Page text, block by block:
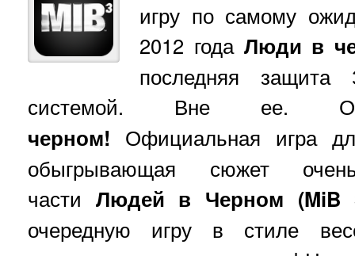
игру по самому
2012 года Люди в
последняя
системой. Вне
черном! Официальная игра
обыгрывающая сюжет
части Людей в Черном (MiB
очередную игру в стиле